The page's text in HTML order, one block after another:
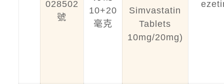
028502
號
10+20
毫克
Simvastatin
Tablets
10mg/20mg)